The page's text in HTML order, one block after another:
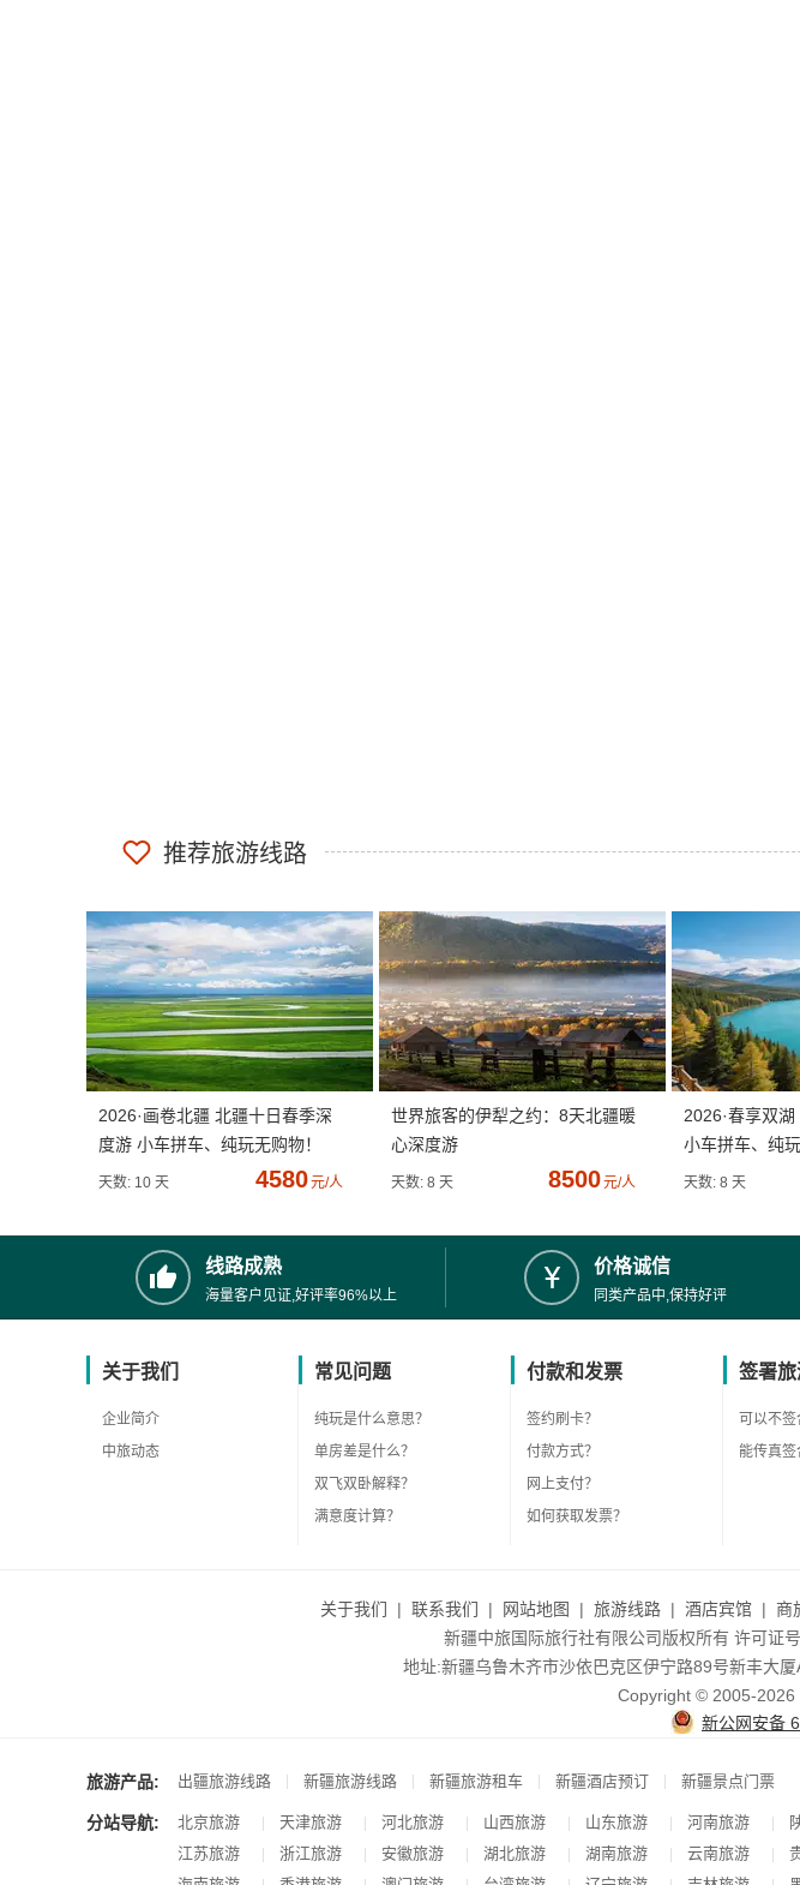
推荐旅游线路
2026·画卷北疆 北疆十日春季深
度游 小车拼车、纯玩无购物！
天数: 10 天 4580元/人
世界旅客的伊犁之约：8天北疆暖
心深度游
天数: 8 天 8500元/人
2026·春享双
小车拼车、纯玩
天数: 8 天
线路成熟
海量客户见证,好评率96%以上
价格诚信
同类产品中,保持好评
关于我们
企业简介
中旅动态
常见问题
纯玩是什么意思？
单房差是什么？
双飞双卧解释？
满意度计算？
付款和发票
签约刷卡？
付款方式？
网上支付？
如何获取发票？
签署旅
可以不签
能传真签
关于我们 | 联系我们 | 网站地图 | 旅游线路 | 酒店宾馆 | 商
新疆中旅国际旅行社有限公司版权所有 许可证
地址:新疆乌鲁木齐市沙依巴克区伊宁路89号新丰大
Copyright © 2005-2026
新公网安备
旅游产品: 出疆旅游线路 | 新疆旅游线路 | 新疆旅游租车 | 新疆酒店预订 | 新疆景点门票
分站导航: 北京旅游 | 天津旅游 | 河北旅游 | 山西旅游 | 山东旅游 | 河南旅游 |
江苏旅游 | 浙江旅游 | 安徽旅游 | 湖北旅游 | 湖南旅游 | 云南旅游 |